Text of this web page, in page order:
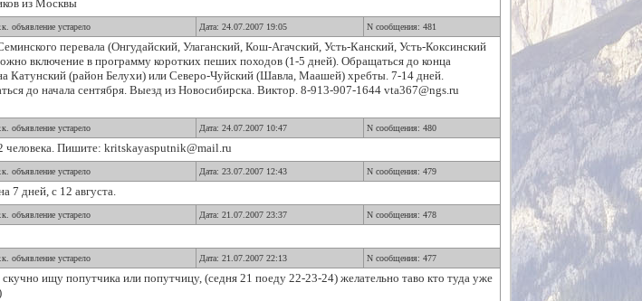
из Москвы
объявление устарело Дата: 24.07.2007 19:05 N сообщения: 481
перевала (Онгудайский, Улаганский, Кош-Агачский, Усть-Канский, Усть-Коксинский
включение в программу коротких пеших походов (1-5 дней). Обращаться до конца
Катунский (район Белухи) или Северо-Чуйский (Шавла, Маашей) хребты. 7-14 дней.
до начала сентября. Выезд из Новосибирска. Виктор. 8-913-907-1644 vta367@ngs.ru
объявление устарело Дата: 24.07.2007 10:47 N сообщения: 480
человека. Пишите: kritskayasputnik@mail.ru
объявление устарело Дата: 23.07.2007 12:43 N сообщения: 479
7 дней, с 12 августа.
объявление устарело Дата: 21.07.2007 23:37 N сообщения: 478
объявление устарело Дата: 21.07.2007 22:13 N сообщения: 477
ищу попутчика или попутчицу, (седня 21 поеду 22-23-24) желательно таво кто туда уже